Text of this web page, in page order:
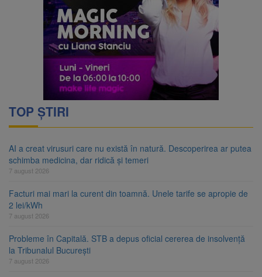
TOP ȘTIRI
AI a creat virusuri care nu există în natură. Descoperirea ar putea
schimba medicina, dar ridică și temeri
7 august 2026
Facturi mai mari la curent din toamnă. Unele tarife se apropie de
2 lei/kWh
7 august 2026
Probleme în Capitală. STB a depus oficial cererea de insolvență
la Tribunalul București
7 august 2026